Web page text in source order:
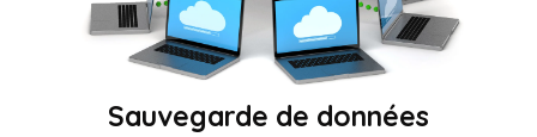
Sauvegarde de données